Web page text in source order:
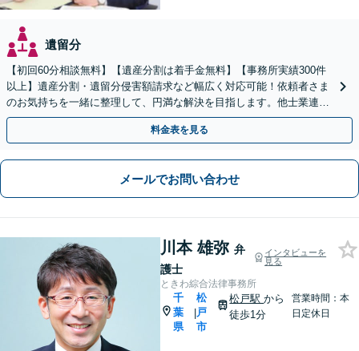
遺留分
【初回60分相談無料】【遺産分割は着手金無料】【事務所実績300件
以上】遺産分割・遺留分侵害額請求など幅広く対応可能！依頼者さま
のお気持ちを一緒に整理して、円満な解決を目指します。他士業連携
でスピード解決【出張相談OK】
料金表を見る
メールでお問い合わせ
川本 雄弥 弁
護士
インタビューを
見る
ときわ綜合法律事務所
千
葉
県
|
松
戸
市
松戸駅から
徒歩1分
営業時間：本
日定休日